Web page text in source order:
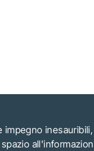
impegno